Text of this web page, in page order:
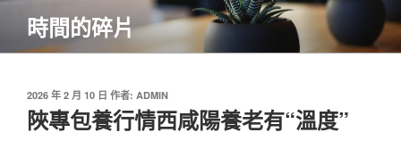
主
時間的碎片
發
佈
於
2026 年 2 月 10 日 作者: ADMIN
陜專包養行情西咸陽養老有“溫度”